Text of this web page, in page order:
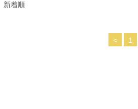
新着順
< 1